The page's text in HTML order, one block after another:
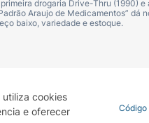
utiliza cookies
e oferecer
do medicamento:
indicado para
tratamento de
drogaria Drive-Thru (1990)
Araujo de Medicamentos”
baixo, variedade e estoque.
Covid-19 Código